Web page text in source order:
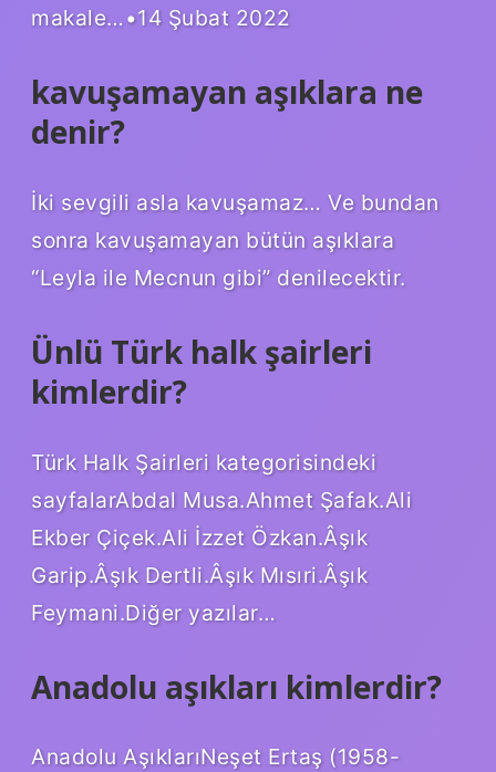
makale…•14 Şubat 2022
kavuşamayan aşıklara ne
denir?
İki sevgili asla kavuşamaz… Ve bundan
sonra kavuşamayan bütün aşıklara
“Leyla ile Mecnun gibi” denilecektir.
Ünlü Türk halk şairleri
kimlerdir?
Türk Halk Şairleri kategorisindeki
sayfalarAbdal Musa.Ahmet Şafak.Ali
Ekber Çiçek.Ali İzzet Özkan.Âşık
Garip.Âşık Dertli.Âşık Mısıri.Âşık
Feymani.Diğer yazılar…
Anadolu aşıkları kimlerdir?
Anadolu AşıklarıNeşet Ertaş (1958-